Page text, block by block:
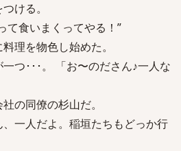
ける。
て食いまくってやる！”
理を物色し始めた。
つ･･･。 「お〜のださん♪一人な
の同僚の杉山だ。
、一人だよ。稲垣たちもどっか行